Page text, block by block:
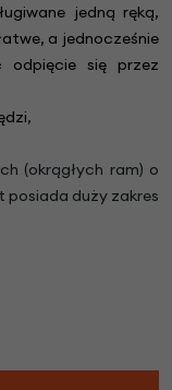
jedną ręką,
a jednocześnie
odpięcie się przez
,
(okrągłych ram) o
posiada duży zakres